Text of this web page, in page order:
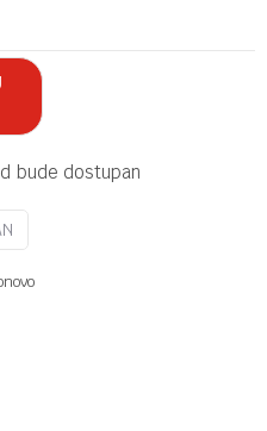
bude dostupan